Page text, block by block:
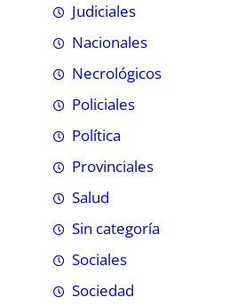
Judiciales
Nacionales
Necrológicos
Policiales
Política
Provinciales
Salud
Sin categoría
Sociales
Sociedad